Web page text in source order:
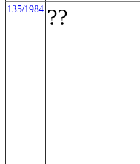
135/1984 ??